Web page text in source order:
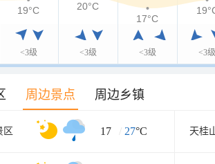
<3级 <3级 <3级 <3级
19°C
20°C
17°C
周边景点 周边乡镇
区 17 / 27°C 天桂